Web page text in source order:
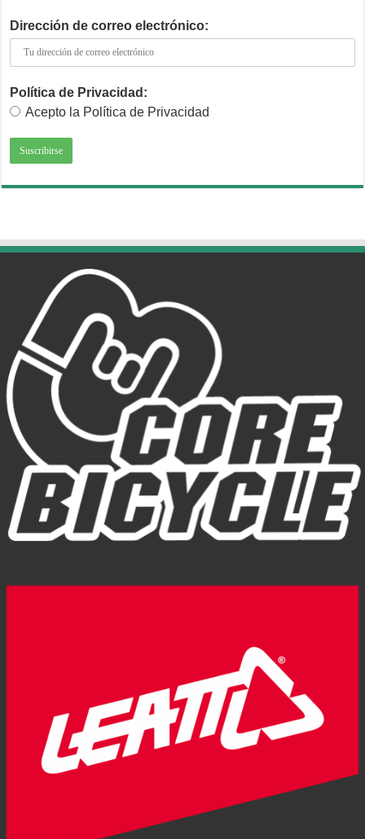
Dirección de correo electrónico:
Política de Privacidad:
Acepto la Política de Privacidad